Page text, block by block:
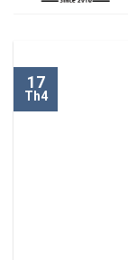
17
Th4